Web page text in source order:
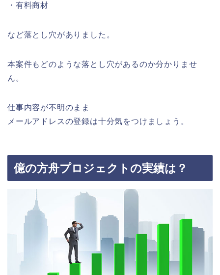
・有料商材
など落とし穴がありました。
本案件もどのような落とし穴があるのか分かりませ
ん。
仕事内容が不明のまま
メールアドレスの登録は十分気をつけましょう。
億の方舟プロジェクトの実績は？